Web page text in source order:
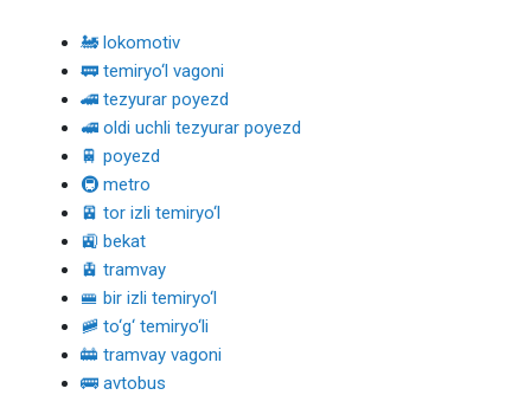
🚂 lokomotiv
🚃 temiryo‘l vagoni
🚄 tezyurar poyezd
🚅 oldi uchli tezyurar poyezd
🚆 poyezd
🚇 metro
🚈 tor izli temiryo‘l
🚉 bekat
🚊 tramvay
🚝 bir izli temiryo‘l
🚞 to‘g‘ temiryo‘li
🚋 tramvay vagoni
🚌 avtobus